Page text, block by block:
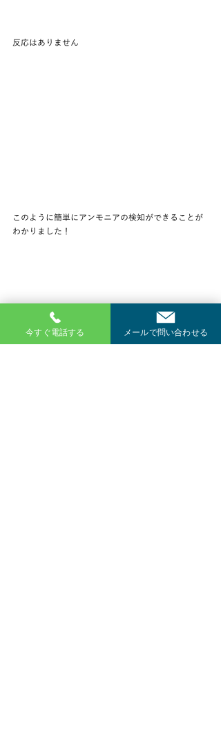
反応はありません
このように簡単にアンモニアの検知ができることが
わかりました！
今すぐ電話する メールで問い合わせる